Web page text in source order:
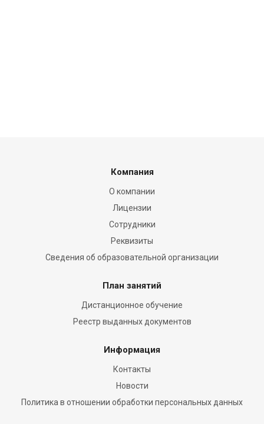
Компания
О компании
Лицензии
Сотрудники
Реквизиты
Сведения об образовательной организации
План занятий
Дистанционное обучение
Реестр выданных документов
Информация
Контакты
Новости
Политика в отношении обработки персональных данных